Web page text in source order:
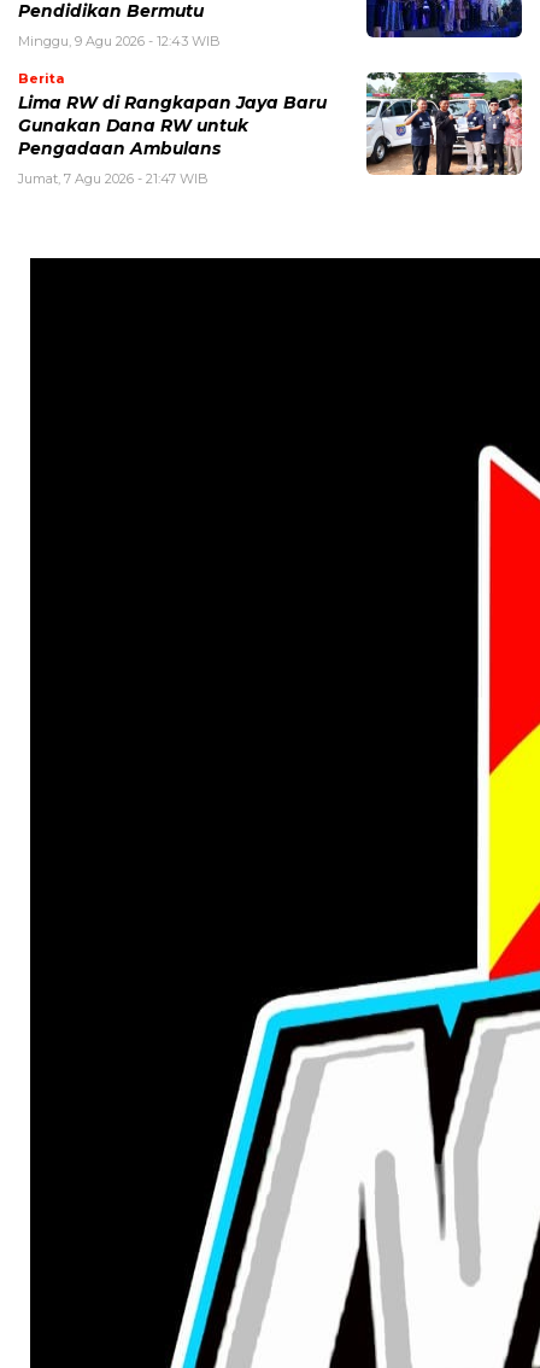
Pendidikan Bermutu
Minggu, 9 Agu 2026 - 12:43 WIB
Berita
Lima RW di Rangkapan Jaya Baru
Gunakan Dana RW untuk
Pengadaan Ambulans
Jumat, 7 Agu 2026 - 21:47 WIB